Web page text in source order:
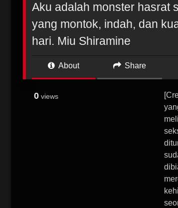
Aku adalah monster hasrat
yang montok, indah, dan
hari. Miu Shiramine
About Share
0 views